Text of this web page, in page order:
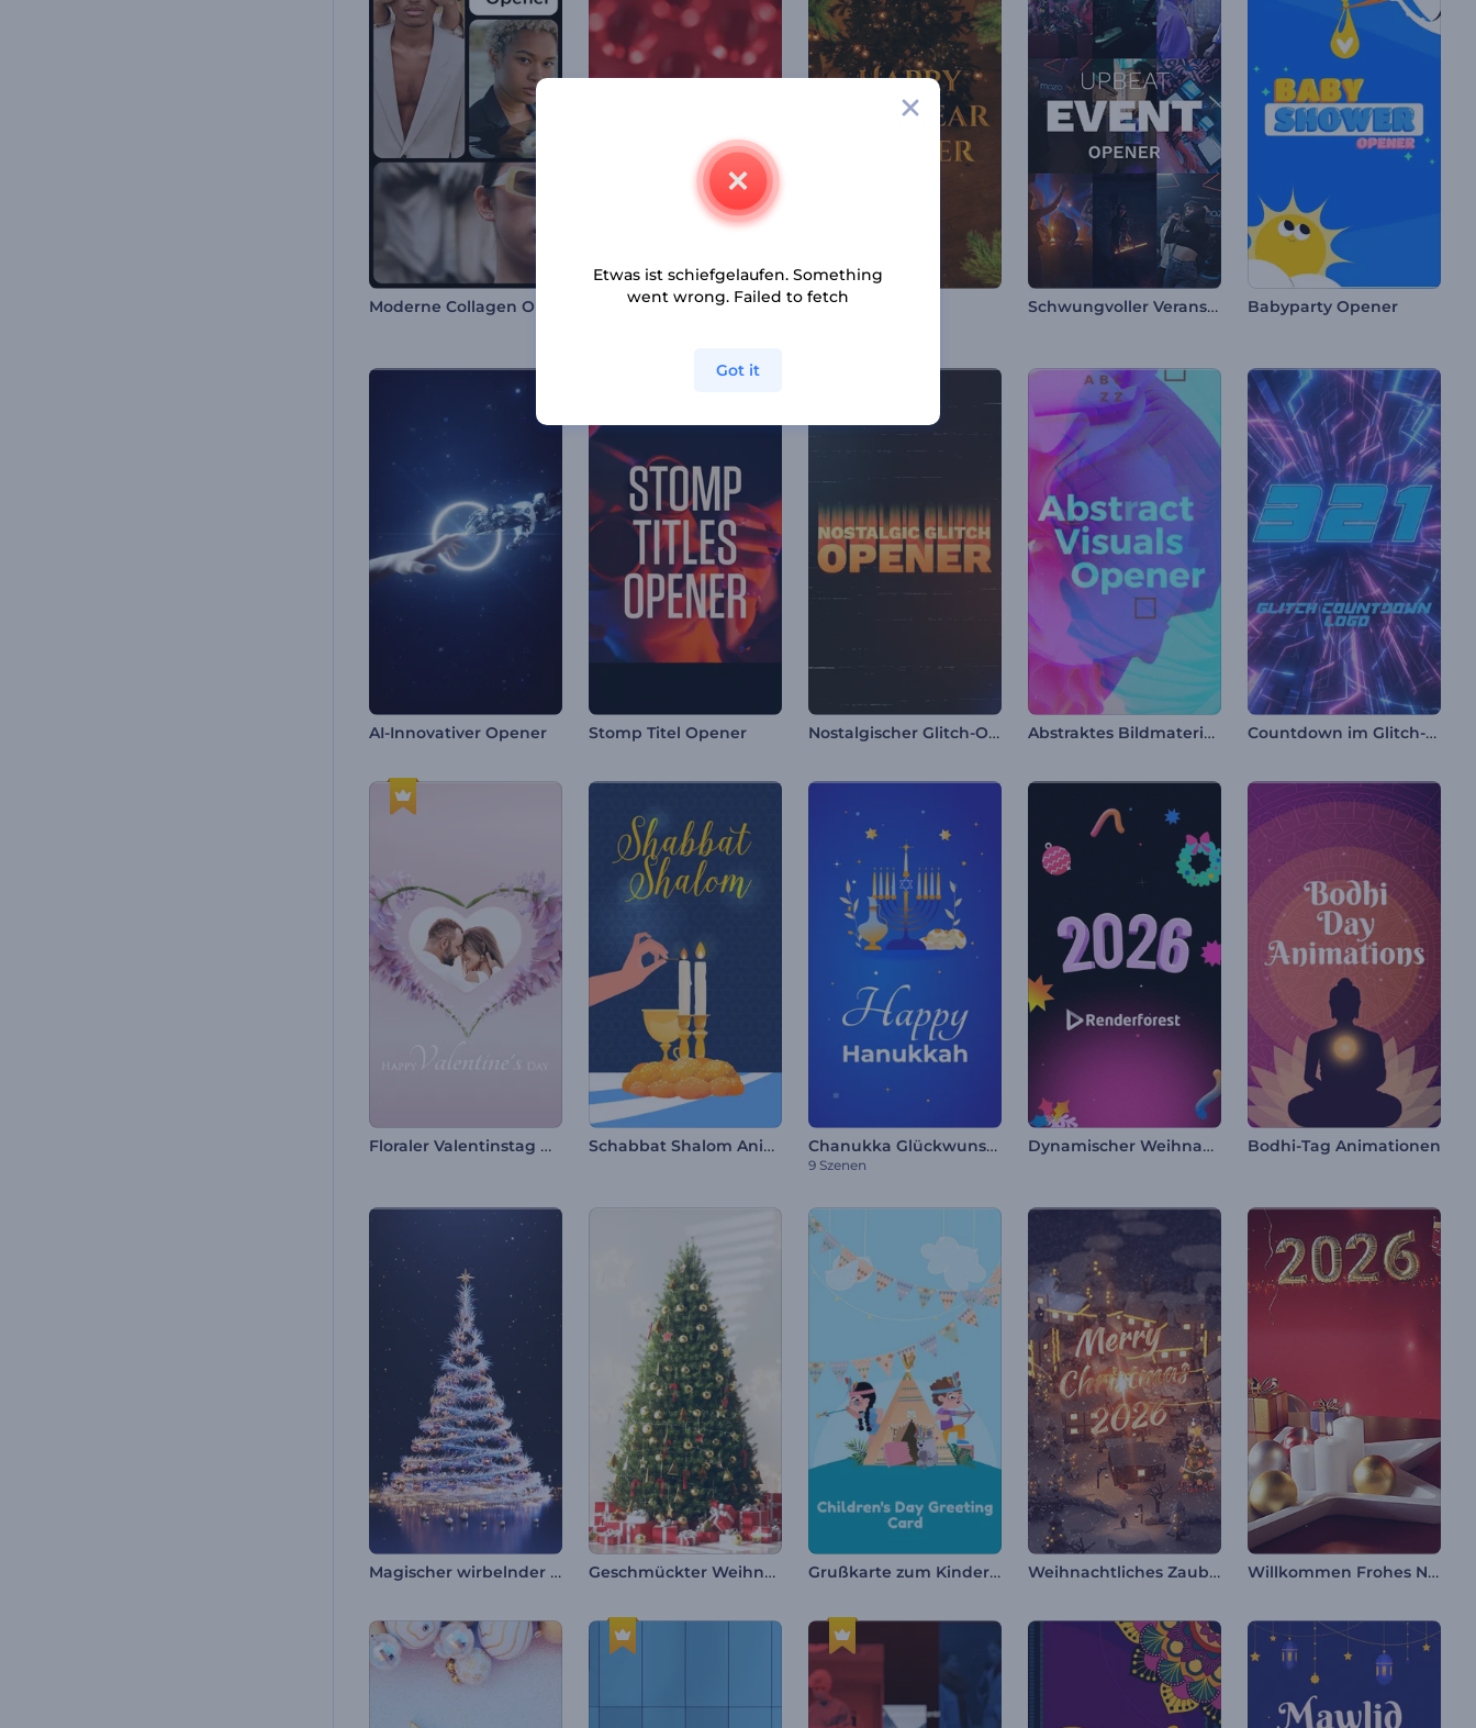
Abstrakte Sphären Titel Opener Neujahrsgruß Schwungvoller Veranstaltungsauftakt Babyparty Opener
AI-Innovativer Opener Stomp Titel Opener Nostalgischer Glitch-Opener Abstraktes Bildmaterial Opener Countdown im Glitch-Stil Logo
Floraler Valentinstag Opener Schabbat Shalom Animationen Chanukka Glückwunsch Reels
9 Szenen
Dynamischer Weihnachts-Opener Bodhi-Tag Animationen
Magischer wirbelnder Weihnachtsbaum Geschmückter Weihnachtsbaum Intro Grußkarte zum Kindertag Weihnachtliches Zauberdorf Willkommen Frohes Neues Jahr
Etwas ist schiefgelaufen. Something
went wrong. Failed to fetch
Got it